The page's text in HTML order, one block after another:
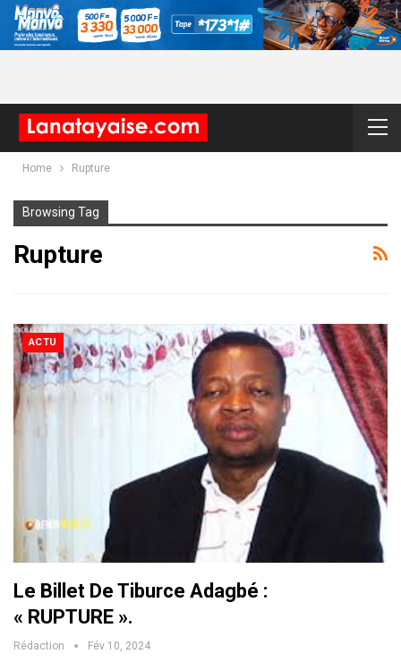
Home Rupture
Browsing Tag
Rupture
ACTU
Le Billet De Tiburce Adagbé :
« RUPTURE ».
Rédaction Fév 10, 2024